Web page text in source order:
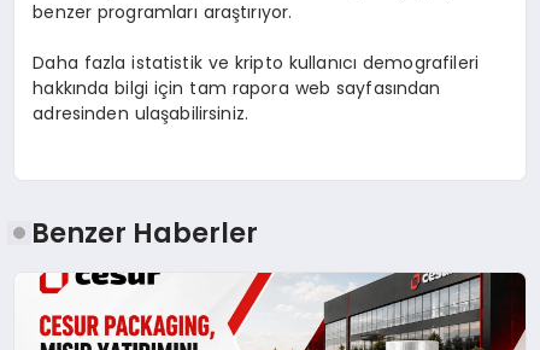
benzer programları araştırıyor.
Daha fazla istatistik ve kripto kullanıcı demografileri
hakkında bilgi için tam rapora web sayfasından
adresinden ulaşabilirsiniz.
Benzer Haberler